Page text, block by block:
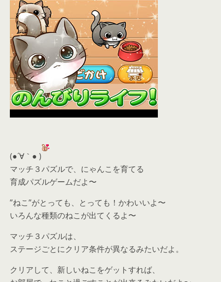
(●´∀｀● )
マッチ３パズルで、にゃんこを育てる
育成パズルゲームだよ〜
”ねこ”がとっても、とっても！かわいいよ〜
いろんな種類のねこが出てくるよ〜
マッチ３パズルは、
ステージごとにクリア条件が異なるみたいだよ。
クリアして、新しいねこをゲットすれば、